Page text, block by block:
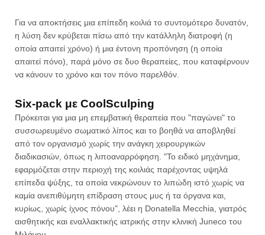
Για να αποκτήσεις μια επίπεδη κοιλιά το συντομότερο δυνατόν,
η λύση δεν κρύβεται πίσω από την κατάλληλη διατροφή (η
οποία απαιτεί χρόνο) ή μια έντονη προπόνηση (η οποία
απαιτεί πόνο), παρά μόνο σε δυο θεραπείες, που καταφέρνουν
να κάνουν το χρόνο και τον πόνο παρελθόν.
Six-pack με CoolSculping
Πρόκειται για μια μη επεμβατική θεραπεία που "παγώνει" το
συσσωρευμένο σωματικό λίπος και το βοηθά να αποβληθεί
από τον οργανισμό χωρίς την ανάγκη χειρουργικών
διαδικασιών, όπως η λιποαναρρόφηση. "Το ειδικό μηχάνημα,
εφαρμόζεται στην περιοχή της κοιλιάς παρέχοντας υψηλά
επίπεδα ψύξης, τα οποία νεκρώνουν το λιπώδη ιστό χωρίς να
καμία ανεπιθύμητη επίδραση στους μυς ή τα όργανα και,
κυρίως, χωρίς ίχνος πόνου", λέει η Donatella Mecchia, γιατρός
αισθητικής και εναλλακτικής ιατρικής στην κλινική Juneco του